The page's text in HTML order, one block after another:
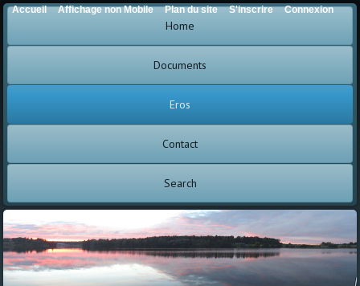
Home
Documents
Eros
Contact
Search
Accueil Affichage non Mobile Plan du site S'inscrire Connexion